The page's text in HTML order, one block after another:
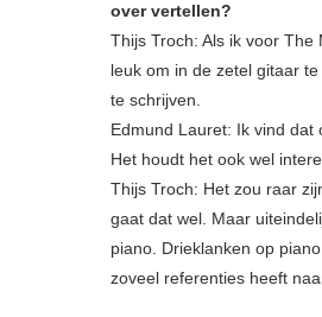
over vertellen?
Thijs Troch: Als ik voor
leuk om in de zetel gitaar
te schrijven.
Edmund Lauret: Ik vind dat
Het houdt het ook wel
Thijs Troch: Het zou raar
gaat dat wel. Maar
piano. Drieklanken op
zoveel referenties heeft